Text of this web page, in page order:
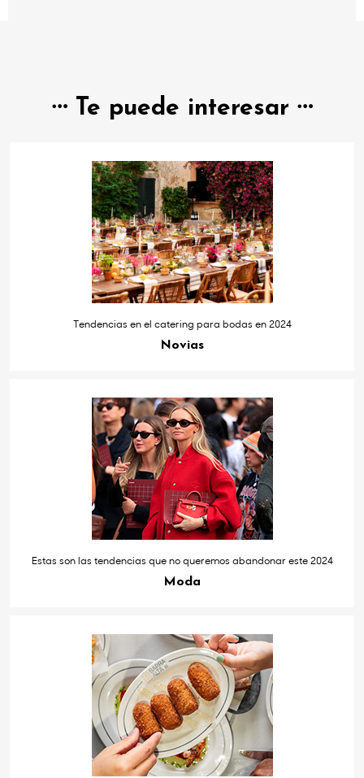
Te puede interesar
Tendencias en el catering para bodas en 2024
Novias
Estas son las tendencias que no queremos abandonar este 2024
Moda